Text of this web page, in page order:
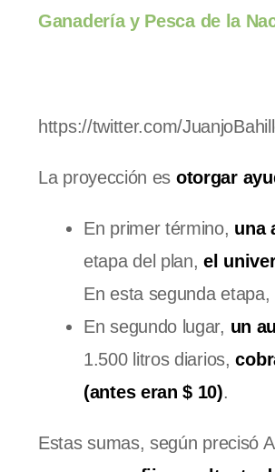
Ganadería y Pesca de la
https://twitter.com/
La proyección es otorgar
En primer término, una
etapa del plan,el
En esta segunda etapa,
En segundo lugar, un
1.500 litros diarios,
(antes eran $ 10).
Estas sumas, según precisó